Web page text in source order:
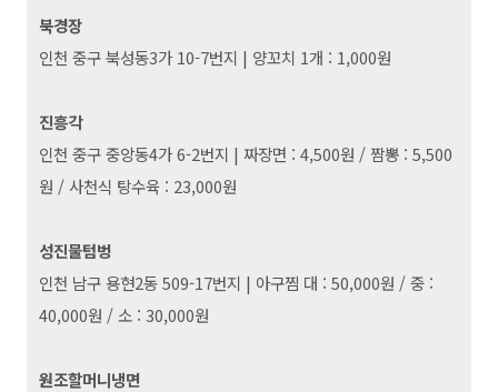
북경장
인천 중구 북성동3가 10-7번지 | 양꼬치 1개 : 1,000원
진흥각
인천 중구 중앙동4가 6-2번지 | 짜장면 : 4,500원 / 짬뽕 : 5,500
원 / 사천식 탕수육 : 23,000원
성진물텀벙
인천 남구 용현2동 509-17번지 | 아구찜 대 : 50,000원 / 중 :
40,000원 / 소 : 30,000원
원조할머니냉면